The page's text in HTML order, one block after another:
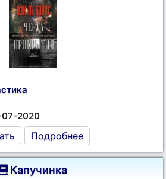
2020
Подробнее
Капучинка